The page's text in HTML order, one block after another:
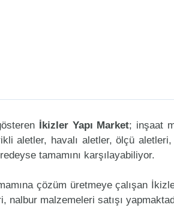
İkizler Yapı Market; inşaat
aletler, havalı aletler, ölçü
tamamını karşılayabiliyor.
çözüm üretmeye çalışan
nalbur malzemeleri satışı